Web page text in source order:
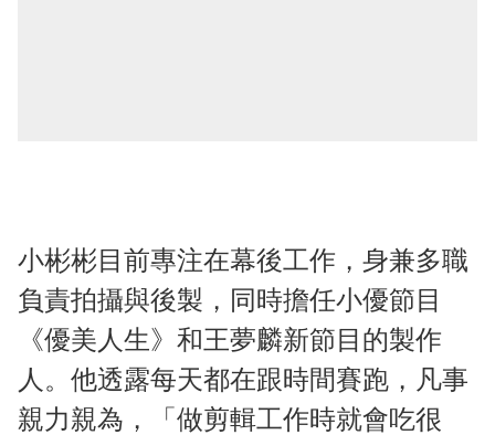
小彬彬目前專注在幕後工作，身兼多職
負責拍攝與後製，同時擔任小優節目
《優美人生》和王夢麟新節目的製作
人。他透露每天都在跟時間賽跑，凡事
親力親為，「做剪輯工作時就會吃很